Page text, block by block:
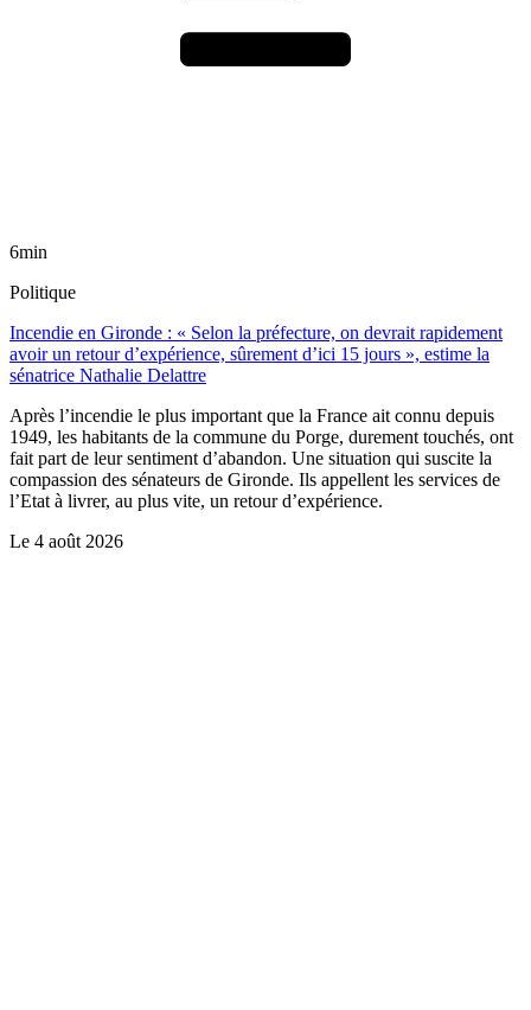
6min
Politique
Incendie en Gironde : « Selon la préfecture, on devrait rapidement
avoir un retour d’expérience, sûrement d’ici 15 jours », estime la
sénatrice Nathalie Delattre
Après l’incendie le plus important que la France ait connu depuis
1949, les habitants de la commune du Porge, durement touchés, ont
fait part de leur sentiment d’abandon. Une situation qui suscite la
compassion des sénateurs de Gironde. Ils appellent les services de
l’Etat à livrer, au plus vite, un retour d’expérience.
Le 4 août 2026